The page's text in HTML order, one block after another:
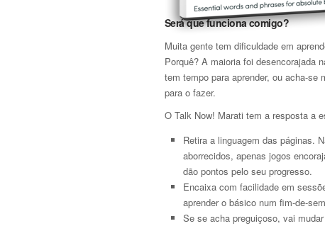
Será que funciona comigo?
Muita gente tem dificuldade em
Porquê? A maioria foi desencorajada
tem tempo para aprender, ou acha-se
para o fazer.
O Talk Now! Marati tem a resposta a
Retira a linguagem das páginas.
aborrecidos, apenas jogos
dão pontos pelo seu progresso.
Encaixa com facilidade em
aprender o básico num fim-de-
Se se acha preguiçoso, vai